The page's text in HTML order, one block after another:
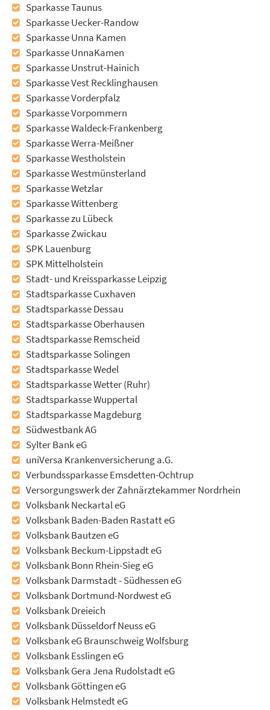
Sparkasse Taunus
Sparkasse Uecker-Randow
Sparkasse Unna Kamen
Sparkasse UnnaKamen
Sparkasse Unstrut-Hainich
Sparkasse Vest Recklinghausen
Sparkasse Vorderpfalz
Sparkasse Vorpommern
Sparkasse Waldeck-Frankenberg
Sparkasse Werra-Meißner
Sparkasse Westholstein
Sparkasse Westmünsterland
Sparkasse Wetzlar
Sparkasse Wittenberg
Sparkasse zu Lübeck
Sparkasse Zwickau
SPK Lauenburg
SPK Mittelholstein
Stadt- und Kreissparkasse Leipzig
Stadtsparkasse Cuxhaven
Stadtsparkasse Dessau
Stadtsparkasse Oberhausen
Stadtsparkasse Remscheid
Stadtsparkasse Solingen
Stadtsparkasse Wedel
Stadtsparkasse Wetter (Ruhr)
Stadtsparkasse Wuppertal
Stadtsparkasse Magdeburg
Südwestbank AG
Sylter Bank eG
uniVersa Krankenversicherung a.G.
Verbundssparkasse Emsdetten-Ochtrup
Versorgungswerk der Zahnärztekammer Nordrhein
Volksbank Neckartal eG
Volksbank Baden-Baden Rastatt eG
Volksbank Bautzen eG
Volksbank Beckum-Lippstadt eG
Volksbank Bonn Rhein-Sieg eG
Volksbank Darmstadt - Südhessen eG
Volksbank Dortmund-Nordwest eG
Volksbank Dreieich
Volksbank Düsseldorf Neuss eG
Volksbank eG Braunschweig Wolfsburg
Volksbank Esslingen eG
Volksbank Gera Jena Rudolstadt eG
Volksbank Göttingen eG
Volksbank Helmstedt eG